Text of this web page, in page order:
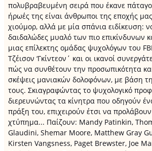
πολυβραβευμένη σειρά που έκανε
ήρωές της είναι άνθρωποι της εποχής
χιούμορ, αλλά με μία σπάνια ειδίκευση:
δαιδαλώδες μυαλό των πιο επικίνδυνων
μιας επίλεκτης ομάδας ψυχολόγων του
Τζέισον ‘Γκίντεον΄ και οι ικανοί
πώς να συνθέτουν την προσωπικότητα
σκέψεις μανιακών δολοφόνων, με βάση
τους. Σκιαγραφώντας το ψυχολογικό
διερευνώντας τα κίνητρα που οδηγούν
πράξη του, επιχειρούν έτσι να
χτύπημα... Παίζουν: Mandy Patinkin,
Glaudini, Shemar Moore, Matthew Gray
Kirsten Vangsness, Paget Brewster, Joe